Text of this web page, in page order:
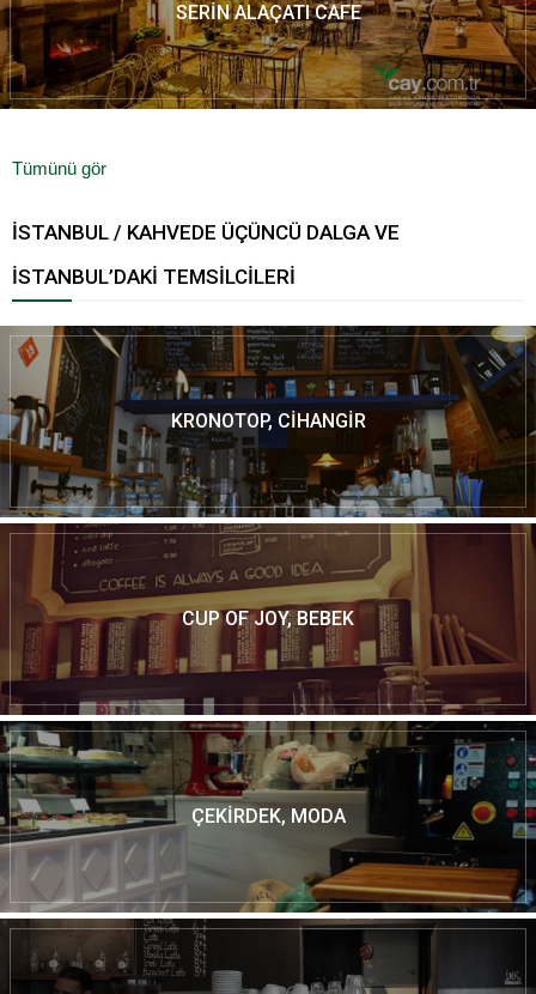
SERIN ALAÇATI CAFE
Tümünü gör
İSTANBUL / KAHVEDE ÜÇÜNCÜ DALGA VE
İSTANBUL’DAKI TEMSILCILERI
KRONOTOP, CIHANGIR
CUP OF JOY, BEBEK
ÇEKIRDEK, MODA